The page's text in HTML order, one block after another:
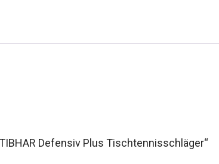
Defensiv Plus Tischtennisschläger“